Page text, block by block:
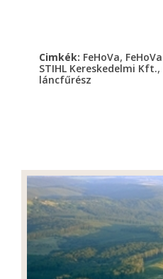
Cimkék: FeHoVa,
STIHL Kereskedelmi Kft.,
láncfűrész